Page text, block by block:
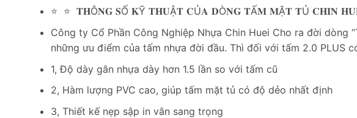
⭐ ⭐ 𝐓𝐇Ô𝐍𝐆 𝐒Ố 𝐊Ỹ 𝐓𝐇𝐔Ậ𝐓 𝐂Ủ𝐀 𝐃Ò𝐍𝐆 𝐓Ấ𝐌 𝐌Ặ𝐓 𝐓Ủ 𝐂𝐇𝐈𝐍
Công ty Cổ Phần Công Nghiệp Nhựa Chin Huei Cho ra đời
những ưu điểm của tấm nhựa đời đầu. Thì đối với tấm 2.0 PLUS
1, Độ dày gân nhựa dày hơn 1.5 lần so với tấm cũ
2, Hàm lượng PVC cao, giúp tấm mặt tủ có độ dẻo nhất định
3, Thiết kế nẹp sập in vân sang trọng